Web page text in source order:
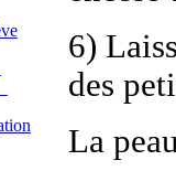
6)
des
La